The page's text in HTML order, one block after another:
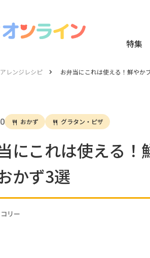
特集
アレンジレシピ お弁当にこれは使える！鮮やか
おかず グラタン・ピザ
にこれは使える
かず3選
リー